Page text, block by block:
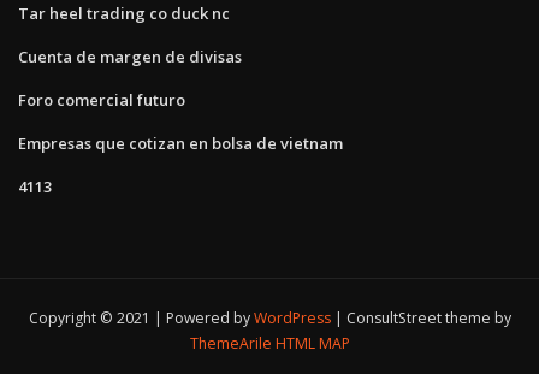
Tar heel trading co duck nc
Cuenta de margen de divisas
Foro comercial futuro
Empresas que cotizan en bolsa de vietnam
4113
Copyright © 2021 | Powered byWordPress
ConsultStreet theme by
ThemeArile HTML MAP